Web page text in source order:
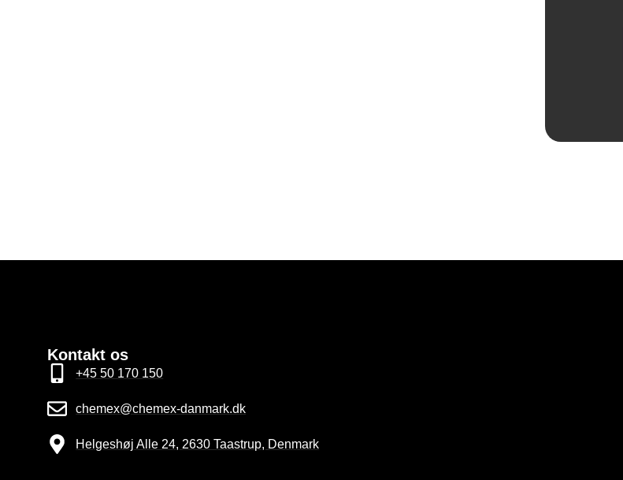
Kontakt os
+45 50 170 150
chemex@chemex-danmark.dk
Helgeshøj Alle 24, 2630 Taastrup, Denmark